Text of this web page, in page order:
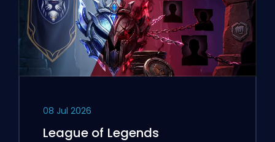
08 Jul 2026
League of Legends